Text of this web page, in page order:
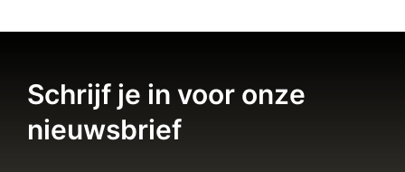
Schrijf je in voor onze
nieuwsbrief